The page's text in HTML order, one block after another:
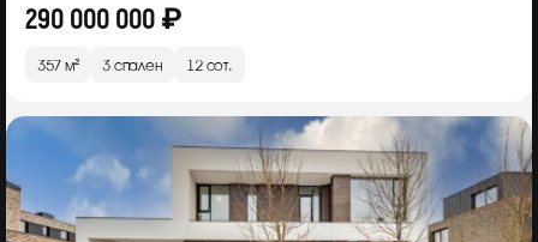
290 000 000 ₽
357 м² 3 спален 12 сот.